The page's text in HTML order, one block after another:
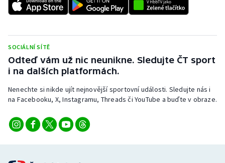
Triatlon
Veslování
Vodní slalom
Volejbal
SOCIÁLNÍ SÍTĚ
Odteď vám už nic neunikne. Sledujte ČT sport
i na dalších platformách.
Nenechte si nikde ujít nejnovější sportovní události. Sledujte nás i
na Facebooku, X, Instagramu, Threads či YouTube a buďte v obraze.